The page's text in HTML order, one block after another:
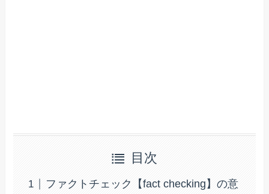
目次
ファクトチェック【fact checking】の意